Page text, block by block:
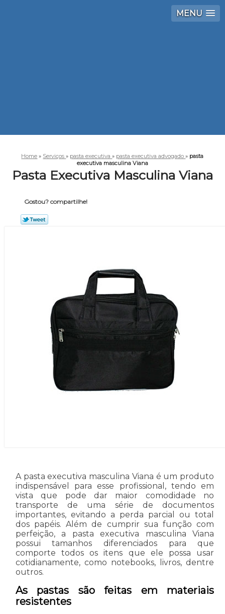
MENU
Home » Serviços» pasta executiva» pasta executiva advogado» pasta
executiva masculina Viana
Pasta Executiva Masculina Viana
Gostou? compartilhe!
A pasta executiva masculina Viana é um produto
indispensável para esse profissional, tendo em
vista que pode dar maior comodidade no
transporte de uma série de documentos
importantes, evitando a perda parcial ou total
dos papéis. Além de cumprir sua função com
perfeição, a pasta executiva masculina Viana
possui tamanhos diferenciados para que
comporte todos os itens que ele possa usar
cotidianamente, como notebooks, livros, dentre
outros.
As pastas são feitas em materiais
resistentes